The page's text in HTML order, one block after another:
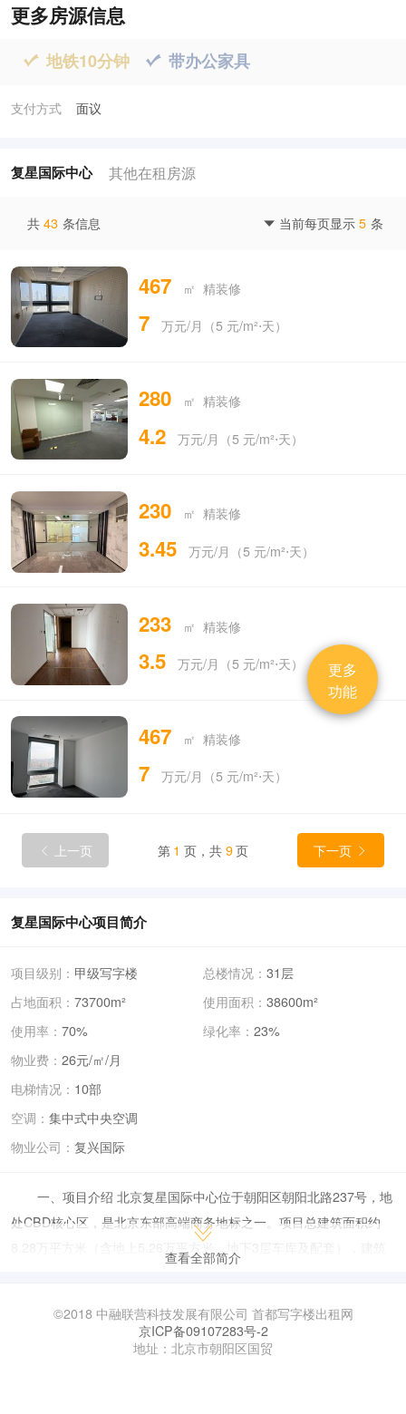
更多房源信息
 地铁10分钟  带办公家具
支付方式 面议
复星国际中心 其他在租房源
共 43 条信息  当前每页显示 5 条
467 ㎡ 精装修
7 万元/月（5 元/m²⋅天）
280 ㎡ 精装修
4.2 万元/月（5 元/m²⋅天）
230 ㎡ 精装修
3.45 万元/月（5 元/m²⋅天）
233 ㎡ 精装修
3.5 万元/月（5 元/m²⋅天）
467 ㎡ 精装修
7 万元/月（5 元/m²⋅天）
 上一页 第 1 页，共 9页 下一页 
复星国际中心项目简介
项目级别： 甲级写字楼 总楼情况： 31层
占地面积： 73700m² 使用面积： 38600m²
使用率： 70% 绿化率： 23%
物业费： 26元/㎡/月
电梯情况： 10部
空调： 集中式中央空调
物业公司： 复兴国际
一、项目介绍 北京复星国际中心位于朝阳区朝阳北路237号，地
处CBD核心区，是北京东部高端商务地标之一。项目总建筑面积约
8.28万平方米（含地上5.26万平方米、地下3层车库及配套），建筑
便捷。 建筑特点：采用蓝色玻璃幕墙外立面，大堂挑高11.8米，配备
12部高速电梯，标准层面积约2166平方米，可灵活分割办公空间。
查看全部简介
更多
功能
©2018 中融联营科技发展有限公司 首都写字楼出租网
京ICP备09107283号-2
地址：北京市朝阳区国贸